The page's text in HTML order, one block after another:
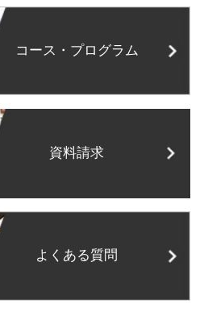
コース・プログラム
資料請求
よくある質問